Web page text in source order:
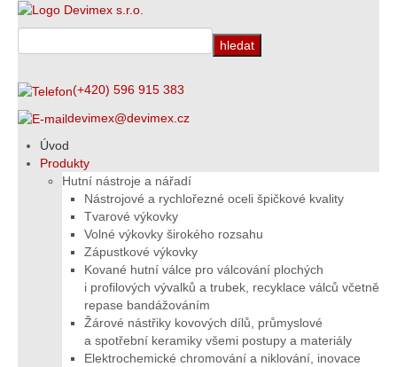
(+420) 596 915 383
devimex@devimex.cz
Úvod
Produkty
Hutní nástroje a nářadí
Nástrojové a rychlořezné oceli špičkové kvality
Tvarové výkovky
Volné výkovky širokého rozsahu
Zápustkové výkovky
Kované hutní válce pro válcování plochých
i profilových vývalků a trubek, recyklace válců včetně
repase bandážováním
Žárové nástřiky kovových dílů, průmyslové
a spotřební keramiky všemi postupy a materiály
Elektrochemické chromování a niklování, inovace